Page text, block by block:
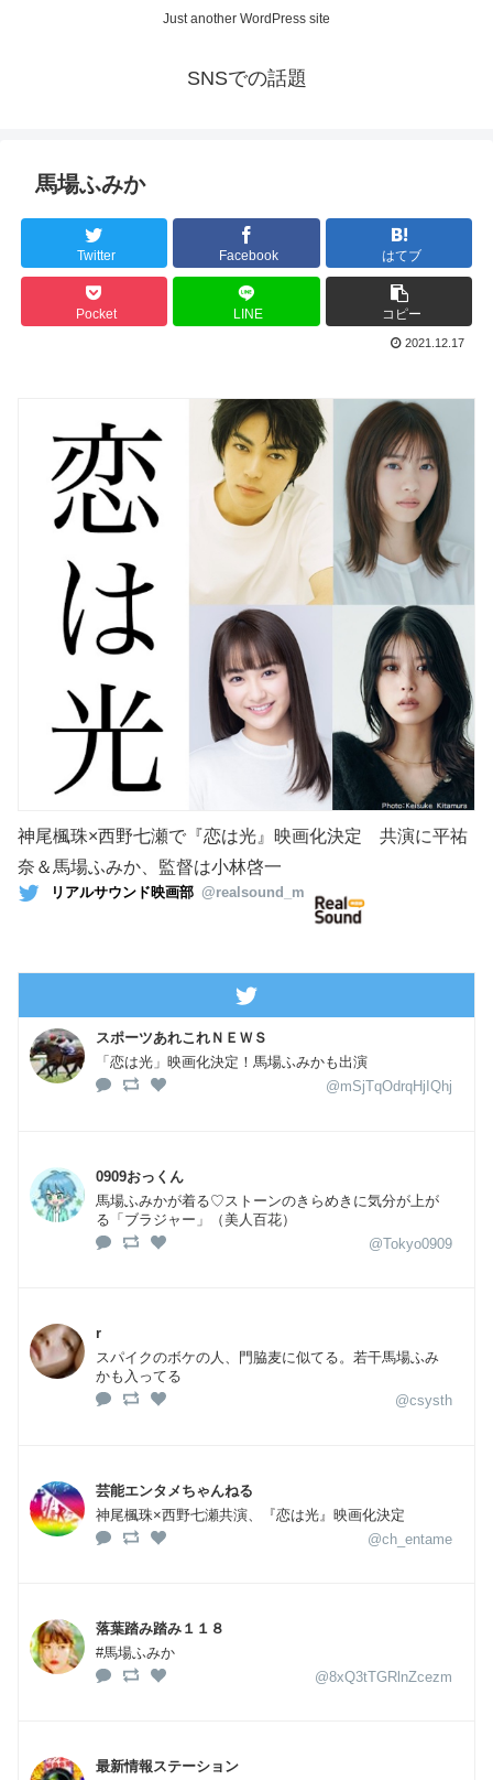
Just another WordPress site
SNSでの話題
馬場ふみか
Twitter Facebook はてブ
Pocket LINE コピー
2021.12.17
神尾楓珠×西野七瀬で『恋は光』映画化決定 共演に平祐
奈＆馬場ふみか、監督は小林啓一
リアルサウンド映画部 @realsound_m
スポーツあれこれＮＥＷＳ
「恋は光」映画化決定！馬場ふみかも出演
@mSjTqOdrqHjIQhj
0909おっくん
馬場ふみかが着る♡ストーンのきらめきに気分が上が
る「ブラジャー」（美人百花）
@Tokyo0909
r
スパイクのボケの人、門脇麦に似てる。若干馬場ふみ
かも入ってる
@csysth
芸能エンタメちゃんねる
神尾楓珠×西野七瀬共演、『恋は光』映画化決定
@ch_entame
落葉踏み踏み１１８
#馬場ふみか
@8xQ3tTGRlnZcezm
最新情報ステーション